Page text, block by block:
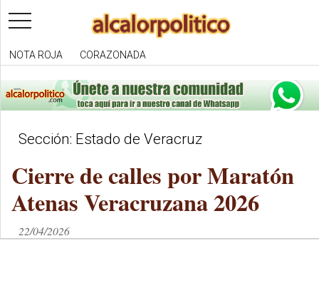
toggle
navigation
NOTA ROJA CORAZONADA
Sección: Estado de Veracruz
Cierre de calles por Maratón
Atenas Veracruzana 2026
22/04/2026